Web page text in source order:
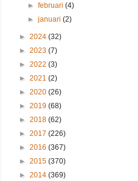
► februari (4)
► januari (2)
► 2024 (32)
► 2023 (7)
► 2022 (3)
► 2021 (2)
► 2020 (26)
► 2019 (68)
► 2018 (62)
► 2017 (226)
► 2016 (367)
► 2015 (370)
► 2014 (369)